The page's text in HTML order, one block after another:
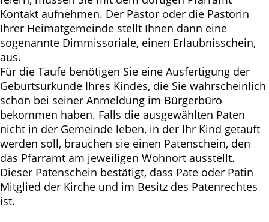
Kontakt aufnehmen. Der Pastor oder die Pastorin
Ihrer Heimatgemeinde stellt Ihnen dann eine
sogenannte Dimmissoriale, einen Erlaubnisschein,
aus.
Für die Taufe benötigen Sie eine Ausfertigung der
Geburtsurkunde Ihres Kindes, die Sie wahrscheinlich
schon bei seiner Anmeldung im Bürgerbüro
bekommen haben. Falls die ausgewählten Paten
nicht in der Gemeinde leben, in der Ihr Kind getauft
werden soll, brauchen sie einen Patenschein, den
das Pfarramt am jeweiligen Wohnort ausstellt.
Dieser Patenschein bestätigt, dass Pate oder Patin
Mitglied der Kirche und im Besitz des Patenrechtes
ist.